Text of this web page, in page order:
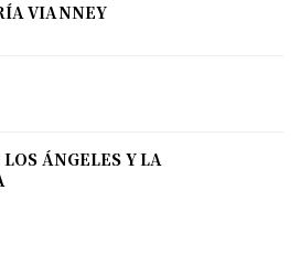
VIANNEY
ÁNGELES Y LA